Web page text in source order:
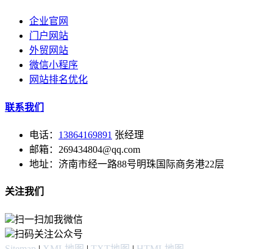
企业官网
门户网站
外贸网站
微信小程序
网站排名优化
联系我们
电话： 13864169891 张经理
邮箱：269434804@qq.com
地址：济南市经一路88号明珠国际商务港22层
关注我们
扫一扫加我微信
扫码关注公众号